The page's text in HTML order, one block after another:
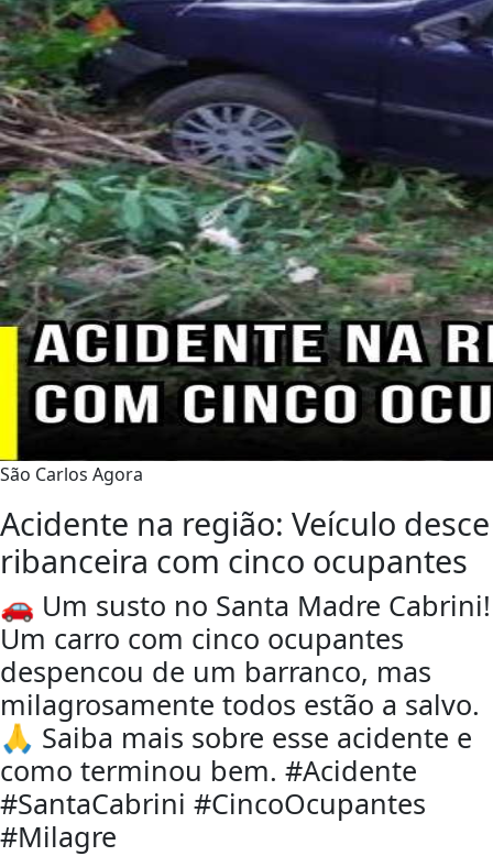
São Carlos Agora
Acidente na região: Veículo desce
ribanceira com cinco ocupantes
🚗 Um susto no Santa Madre Cabrini!
Um carro com cinco ocupantes
despencou de um barranco, mas
milagrosamente todos estão a salvo.
🙏 Saiba mais sobre esse acidente e
como terminou bem. #Acidente
#SantaCabrini #CincoOcupantes
#Milagre